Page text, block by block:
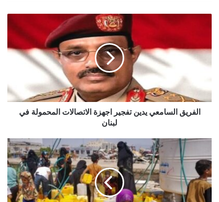
الفريق
السامعي
تفجير
اجهزة
في
لبنان
الفريق السامعي يدين تفجير اجهزة الاتصالات المحمولة في
لبنان
استخدام
كسلاح
في
حرب
اليمن